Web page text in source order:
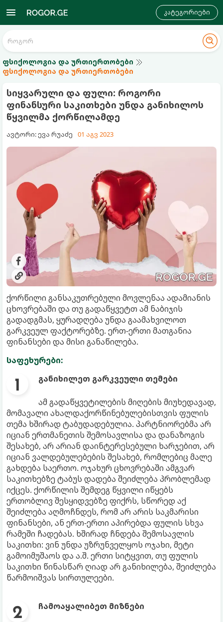
კატეგორიები
ფსიქოლოგია და ურთიერთობები
ფსიქოლოგია და ურთიერთობები
სიყვარული და ფული: როგორი
ფინანსური საკითხები უნდა განიხილოს
წყვილმა ქორწილამდე
ავტორი: ევა რუაძე 01 აგვ 2023
ქორწილი განსაკუთრებული მოვლენაა ადამიანის
ცხოვრებაში და თუ გადაწყვეტთ ამ ნაბიჯის
გადადგმას, ყურადღება უნდა გაამახვილოთ
გარკვეულ ფაქტორებზე. ერთ-ერთი მათგანია
ფინანსები და მისი განაწილება.
საფეხურები:
განიხილეთ გარკვეული თემები
ამ გადაწყვეტილების მიღების მიუხედავად,
მომავალი ახალდაქორწინებულებისთვის ფულის
თემა ხშირად ტაბუდადებულია. პარტნიორებმა არ
იციან ერთმანეთის შემოსავლისა და დანაზოგის
შესახებ, არ არიან დაინტერესებული ხარჯებით, არ
იციან ვალდებულებების შესახებ, რომლებიც მალე
გახდება საერთო. ოჯახურ ცხოვრებაში ამგვარ
საკითხებზე ტაბუს დადება შეიძლება პრობლემად
იქცეს. ქორწილის შემდეგ წყვილი იწყებს
ერთობლივ შესყიდვებზე ფიქრს, სწორედ აქ
შეიძლება აღმოჩნდეს, რომ არ არის საკმარისი
ფინანსები, ან ერთ-ერთი აპირებდა ფულის სხვა
რამეში ჩადებას. ხშირად ჩნდება შემოსავლის
საკითხი: ვინ უნდა უზრუნველყოს ოჯახი, მეტი
გამოიმუშაოს და ა.შ. ერთი სიტყვით, თუ ფულის
საკითხი წინასწარ ღიად არ განიხილება, შეიძლება
წარმოიშვას სირთულეები.
ჩამოაყალიბეთ მიზნები